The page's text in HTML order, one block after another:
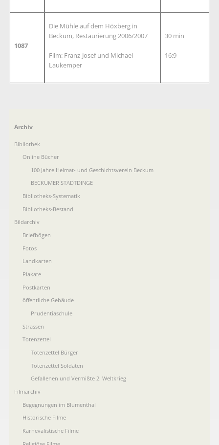
1087
Die Mühle auf dem Höxberg in
Beckum, Restaurierung 2006/2007
Film: Franz-Josef und Michael
Laukemper
30 min
16:9
Navigation
Archiv
Bibliothek
Online Bücher
100 Jahre Heimat- und Geschichtsverein Beckum
BECKUMER STADTDINGE
Bibliotheks-Systematik
Bibliotheks-Bestand
Bildarchiv
Briefbögen
Fotos
Landkarten
Plakate
Postkarten
öffentliche Gebäude
Prudentiaschule
Strassen
Totenzettel
Totenzettel Bürger
Totenzettel Soldaten
Gefallenen und Vermißte 2. Weltkrieg
Filmarchiv
Begegnungen im Blumenthal
Historische Filme
Karnevalistische Filme